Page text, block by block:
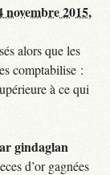
novembre 2015,
alors que les
comptabilise :
à ce qui
gindaglan
d’or gagnées